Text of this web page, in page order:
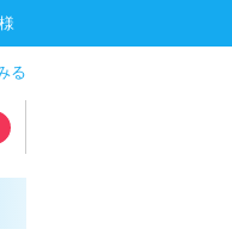
る